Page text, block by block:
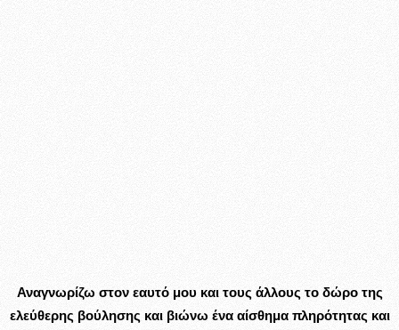
Αναγνωρίζω στον εαυτό μου και τους άλλους το δώρο της
ελεύθερης βούλησης και βιώνω ένα αίσθημα πληρότητας και